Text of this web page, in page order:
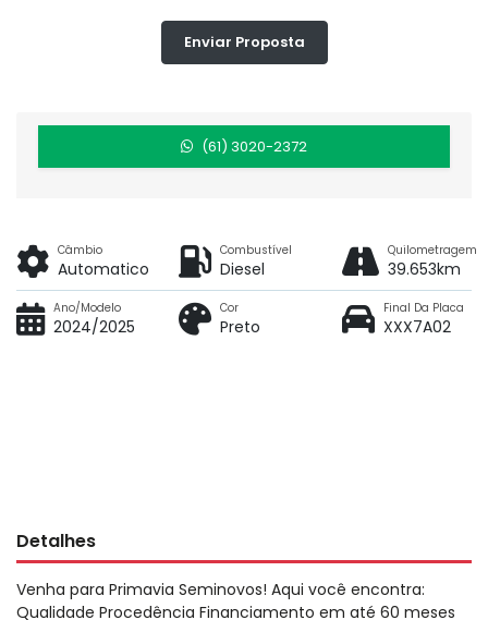
(61) 3020-2372
Enviar Proposta
Câmbio
Automatico
Combustível
Diesel
Quilometragem
39.653km
Ano/Modelo
2024/2025
Cor
Preto
Final Da Placa
XXX7A02
Detalhes
Venha para Primavia Seminovos! Aqui você encontra:
Qualidade Procedência Financiamento em até 60 meses